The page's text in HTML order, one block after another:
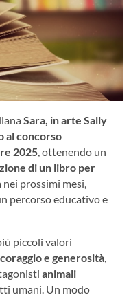
Sara, in arte Sally
al concorso
2025, ottenendo un
di un libro per
nei prossimi mesi,
percorso educativo e
piccoli valori
e generosità,
animali
umani. Un modo